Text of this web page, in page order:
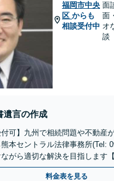
福岡市中央
区 からも
相談受付中
面
面
オ
談
遺言の作成
付可】九州で相続問題や不動産
本セントラル法律事務所(Tel:
がら適切な解決を目指します
相談可】
料金表を見る